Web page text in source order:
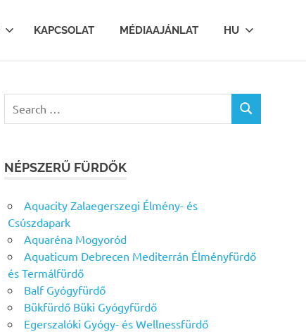
KAPCSOLAT MÉDIAAJÁNLAT HU
for:
SEARCH
NÉPSZERŰ FÜRDŐK
Aquacity Zalaegerszegi Élmény- és
Csúszdapark
Aquaréna Mogyoród
Aquaticum Debrecen Mediterrán Élményfürdő
és Termálfürdő
Balf Gyógyfürdő
Bükfürdő Büki Gyógyfürdő
Egerszalóki Gyógy- és Wellnessfürdő